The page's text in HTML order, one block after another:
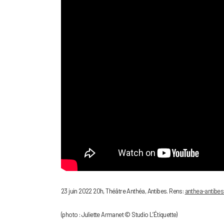
23 juin 2022 20h, Théâtre Anthéa, Antibes. Rens: anthea-
(photo : Juliette Armanet © Studio L’Étiquette)